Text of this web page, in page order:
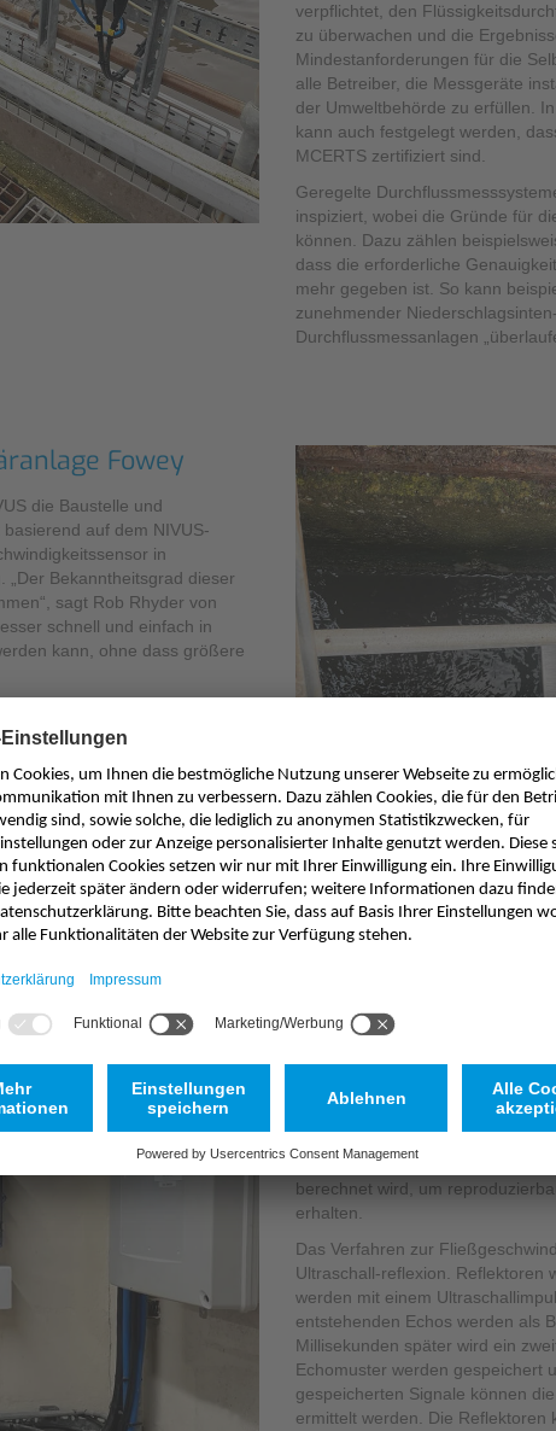
verpflichtet, den
zu überwachen und die
Mindestanforderungen für die
alle Betreiber, die Messgeräte
der Umweltbehörde zu erfüllen.
kann auch festgelegt werden,
MCERTS zertifiziert sind.
Geregelte
inspiziert, wobei die Gründe für
können. Dazu zählen
dass die erforderliche
mehr gegeben ist. So kann
zunehmender
Durchflussmessanlagen
Fowey
die Baustelle und
auf dem NIVUS-
in
„Der Bekanntheitsgrad dieser
sagt Rob Rhyder von
schnell und einfach in
kann, ohne dass größere
Bestellung geliefert und die
dazu hätte die Reparatur
Organisation und
mehr gekostet; der normale
keine Garantie für die
daher froh, dass die NIVUS-
Inspektion bestanden
NIVUS hat ein einzigartiges
die Einzelgeschwindigkeiten
Strömungs-abschnitts
Flächengeschwindigkeit liefert
berechnet wird, um
erhalten.
Das Verfahren zur
Ultraschall-reflexion. Reflektoren
werden mit einem
entstehenden Echos werden als
Millisekunden später wird ein
Echomuster werden gespeichert
gespeicherten Signale können
ermittelt werden. Die Reflektoren